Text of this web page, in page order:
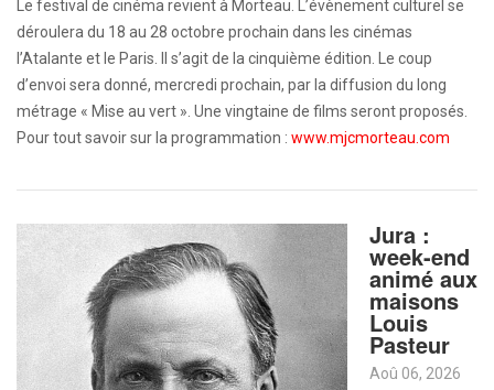
Le festival de cinéma revient à Morteau. L’évènement culturel se
déroulera du 18 au 28 octobre prochain dans les cinémas
l’Atalante et le Paris. Il s’agit de la cinquième édition. Le coup
d’envoi sera donné, mercredi prochain, par la diffusion du long
métrage « Mise au vert ». Une vingtaine de films seront proposés.
Pour tout savoir sur la programmation : www.mjcmorteau.com
Jura :
week-end
animé aux
maisons
Louis
Pasteur
Aoû 06, 2026